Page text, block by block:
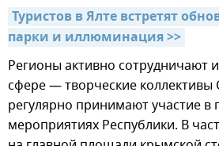
Туристов в Ялте встретят
парки и иллюминация >>
Регионы активно сотрудничают
сфере — творческие коллективы
регулярно принимают участие в
мероприятиях Республики. В